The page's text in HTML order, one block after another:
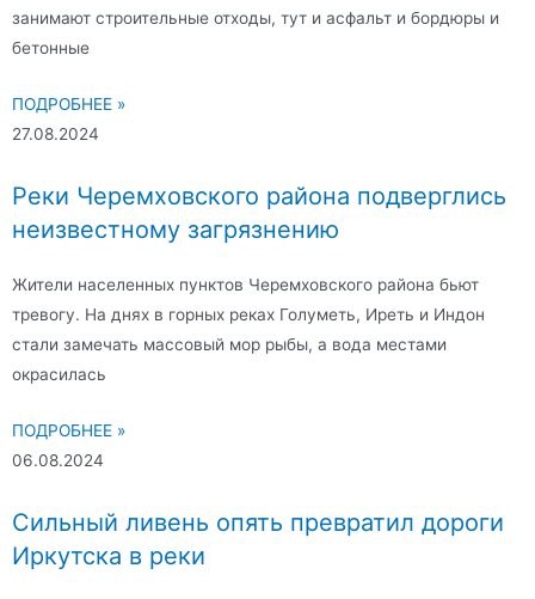
занимают строительные отходы, тут и асфальт и бордюры и
бетонные
ПОДРОБНЕЕ »
27.08.2024
Реки Черемховского района подверглись
неизвестному загрязнению
Жители населенных пунктов Черемховского района бьют
тревогу. На днях в горных реках Голуметь, Иреть и Индон
стали замечать массовый мор рыбы, а вода местами
окрасилась
ПОДРОБНЕЕ »
06.08.2024
Сильный ливень опять превратил дороги
Иркутска в реки